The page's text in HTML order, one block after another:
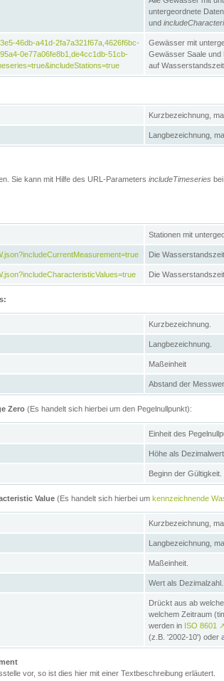
untergeordnete
und
46db-a41d-2fa7a321f67a,4626f6bc-
0e77a06fe8b1,de4cc1db-51cb-
Gewässer mit
Gewässer Saale und
auf
Kurzbezeichnung,
Langbezeichnung,
Sie kann mit Hilfe des URL-Parameters includeTimeseries
Stationen mit
Die
Die
Kurzbezeichnung.
Langbezeichnung.
Maßeinheit
Abstand der
Zero (Es handelt sich hierbei um den Pegelnullpunkt):
Einheit des
Höhe als Dezimalwert
Beginn der Gültigkeit.
Value (Es handelt sich hierbei um kennzeichnende
Kurzbezeichnung,
Langbezeichnung,
Maßeinheit.
Wert als Dezimalzahl.
Drückt aus ab
welchem Zeitraum
werden in ISO 8601 ↗
(z.B. '2002-10') oder
vor, so ist dies hier mit einer Textbeschreibung erläutert.